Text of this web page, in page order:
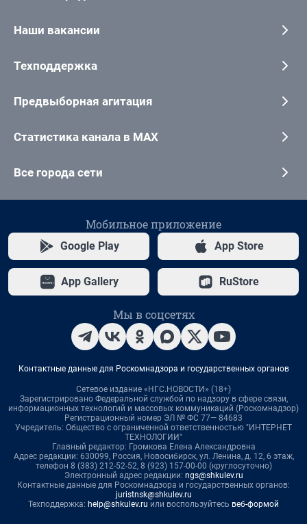
Наши вакансии
Техподдержка
Предвыборная агитация
Статистика канала в MAX
Все города сети
Мобильное приложение
Google Play App Store
App Gallery RuStore
Мы в соцсетях
Контактные данные для Роскомнадзора и государственных органов
Сетевое издание «НГС.НОВОСТИ» (18+)
Зарегистрировано Федеральной службой по надзору в сфере связи,
информационных технологий и массовых коммуникаций (Роскомнадзор)
Регистрационный номер ЭЛ № ФС 77— 84683
Учредитель: Общество с ограниченной ответственностью "ИНТЕРНЕТ
ТЕХНОЛОГИИ"
Главный редактор: Громкова Елена Александровна
Адрес редакции: 630099, Россия, Новосибирск, ул. Ленина, д. 12, 6 этаж,
телефон 8 (383) 212-52-52, 8 (923) 157-00-00 (круглосуточно)
Электронный адрес редакции: ngs@shkulev.ru
Контактные данные для Роскомнадзора и государственных органов:
juristnsk@shkulev.ru
Техподдержка: help@shkulev.ru или воспользуйтесь веб-формой